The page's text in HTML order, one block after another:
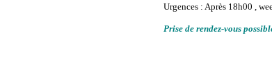
Urgences : Après 18h00 ,
Prise de rendez-vous